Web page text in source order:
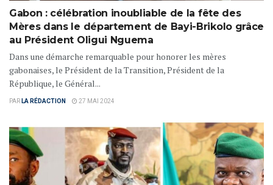
Gabon : célébration inoubliable de la fête des
Mères dans le département de Bayi-Brikolo grâce
au Président Oligui Nguema
Dans une démarche remarquable pour honorer les mères
gabonaises, le Président de la Transition, Président de la
République, le Général...
PAR LA RÉDACTION 27 MAI 2024